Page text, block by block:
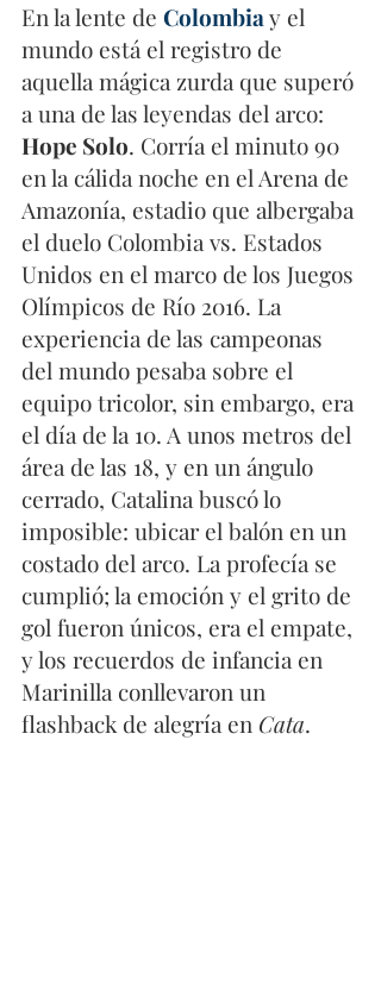
En la lente de Colombia y el
mundo está el registro de
aquella mágica zurda que superó
a una de las leyendas del arco:
Hope Solo. Corría el minuto 90
en la cálida noche en el Arena de
Amazonía, estadio que albergaba
el duelo Colombia vs. Estados
Unidos en el marco de los Juegos
Olímpicos de Río 2016. La
experiencia de las campeonas
del mundo pesaba sobre el
equipo tricolor, sin embargo, era
el día de la 10. A unos metros del
área de las 18, y en un ángulo
cerrado, Catalina buscó lo
imposible: ubicar el balón en un
costado del arco. La profecía se
cumplió; la emoción y el grito de
gol fueron únicos, era el empate,
y los recuerdos de infancia en
Marinilla conllevaron un
flashback de alegría en Cata.